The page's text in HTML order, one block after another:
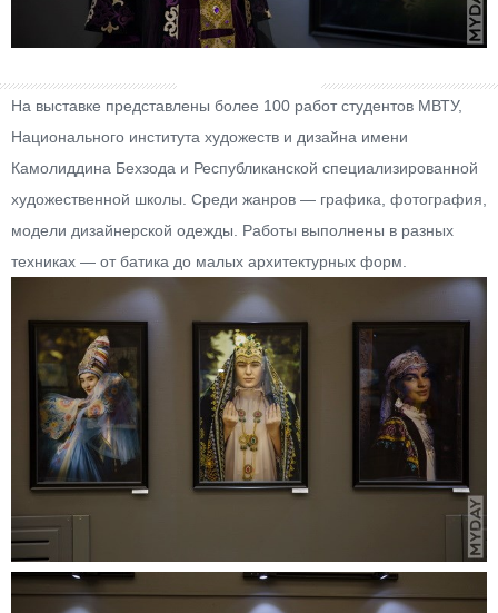
На выставке представлены более 100 работ студентов МВТУ,
Национального института художеств и дизайна имени
Камолиддина Бехзода и Республиканской специализированной
художественной школы. Среди жанров — графика, фотография,
модели дизайнерской одежды. Работы выполнены в разных
техниках — от батика до малых архитектурных форм.